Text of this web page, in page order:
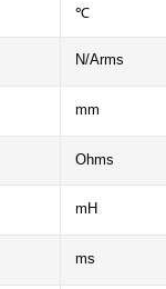
℃
N/Arms
mm
Ohms
mH
ms